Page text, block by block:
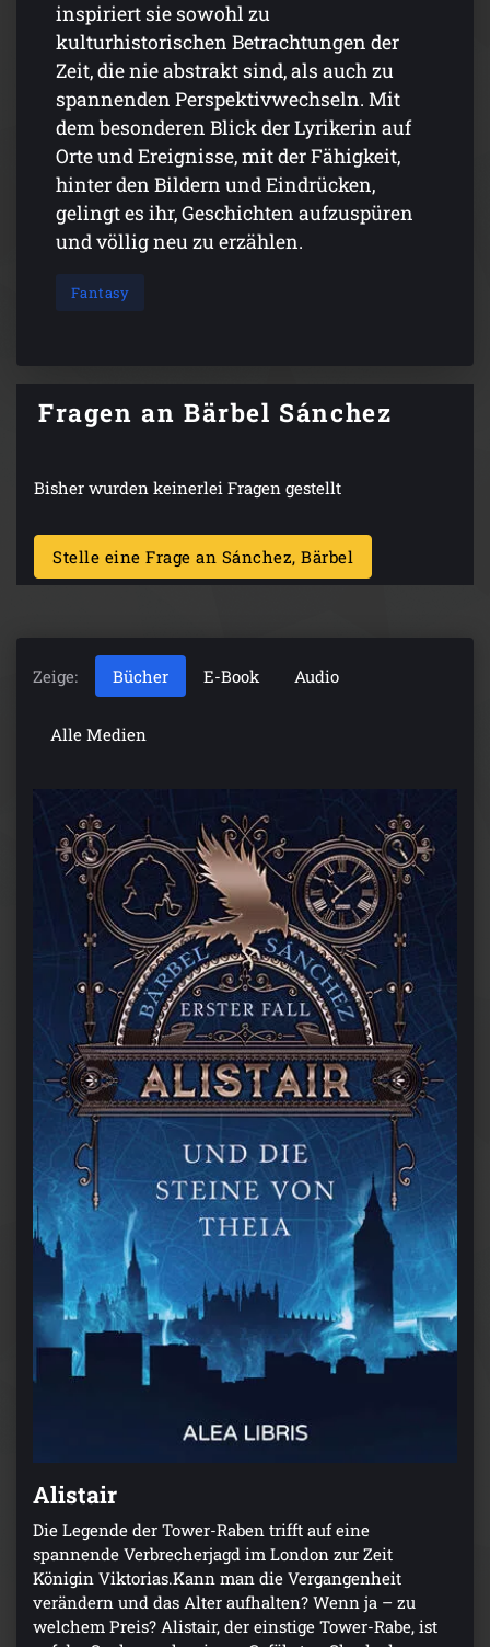
inspiriert sie sowohl zu
kulturhistorischen Betrachtungen der
Zeit, die nie abstrakt sind, als auch zu
spannenden Perspektivwechseln. Mit
dem besonderen Blick der Lyrikerin auf
Orte und Ereignisse, mit der Fähigkeit,
hinter den Bildern und Eindrücken,
gelingt es ihr, Geschichten aufzuspüren
und völlig neu zu erzählen.
Fantasy
Fragen an Bärbel Sánchez
Bisher wurden keinerlei Fragen gestellt
Stelle eine Frage an Sánchez, Bärbel
Zeige: Bücher E-Book Audio
Alle Medien
Alistair
Die Legende der Tower-Raben trifft auf eine
spannende Verbrecherjagd im London zur Zeit
Königin Viktorias.Kann man die Vergangenheit
verändern und das Alter aufhalten? Wenn ja – zu
welchem Preis? Alistair, der einstige Tower-Rabe, ist